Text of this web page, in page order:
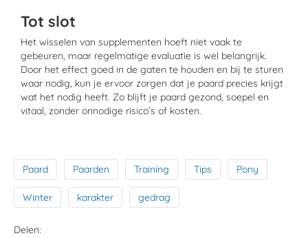
Tot slot
Het wisselen van supplementen hoeft niet vaak te
gebeuren, maar regelmatige evaluatie is wel belangrijk.
Door het effect goed in de gaten te houden en bij te sturen
waar nodig, kun je ervoor zorgen dat je paard precies krijgt
wat het nodig heeft. Zo blijft je paard gezond, soepel en
vitaal, zonder onnodige risico’s of kosten.
Paard Paarden Training Tips Pony
Winter karakter gedrag
Delen: